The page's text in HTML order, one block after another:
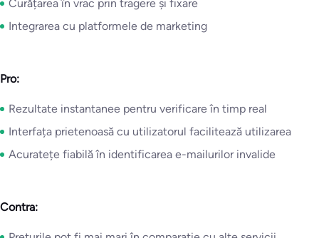
Curățarea în vrac prin tragere și fixare
Integrarea cu platformele de marketing
Pro:
Rezultate instantanee pentru verificare în timp real
Interfața prietenoasă cu utilizatorul facilitează utilizarea
Acuratețe fiabilă în identificarea e-mailurilor invalide
Contra: